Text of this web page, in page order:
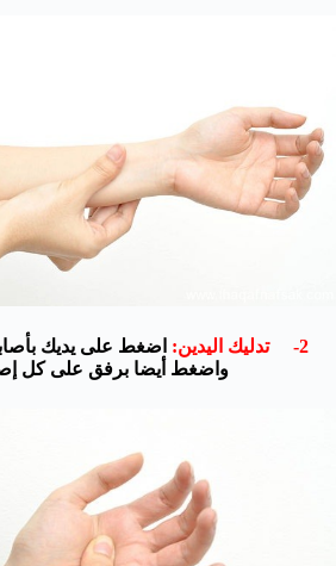
2- تدليك اليدين:
اضغط على يديك
واضغط أيضا برفق على كل